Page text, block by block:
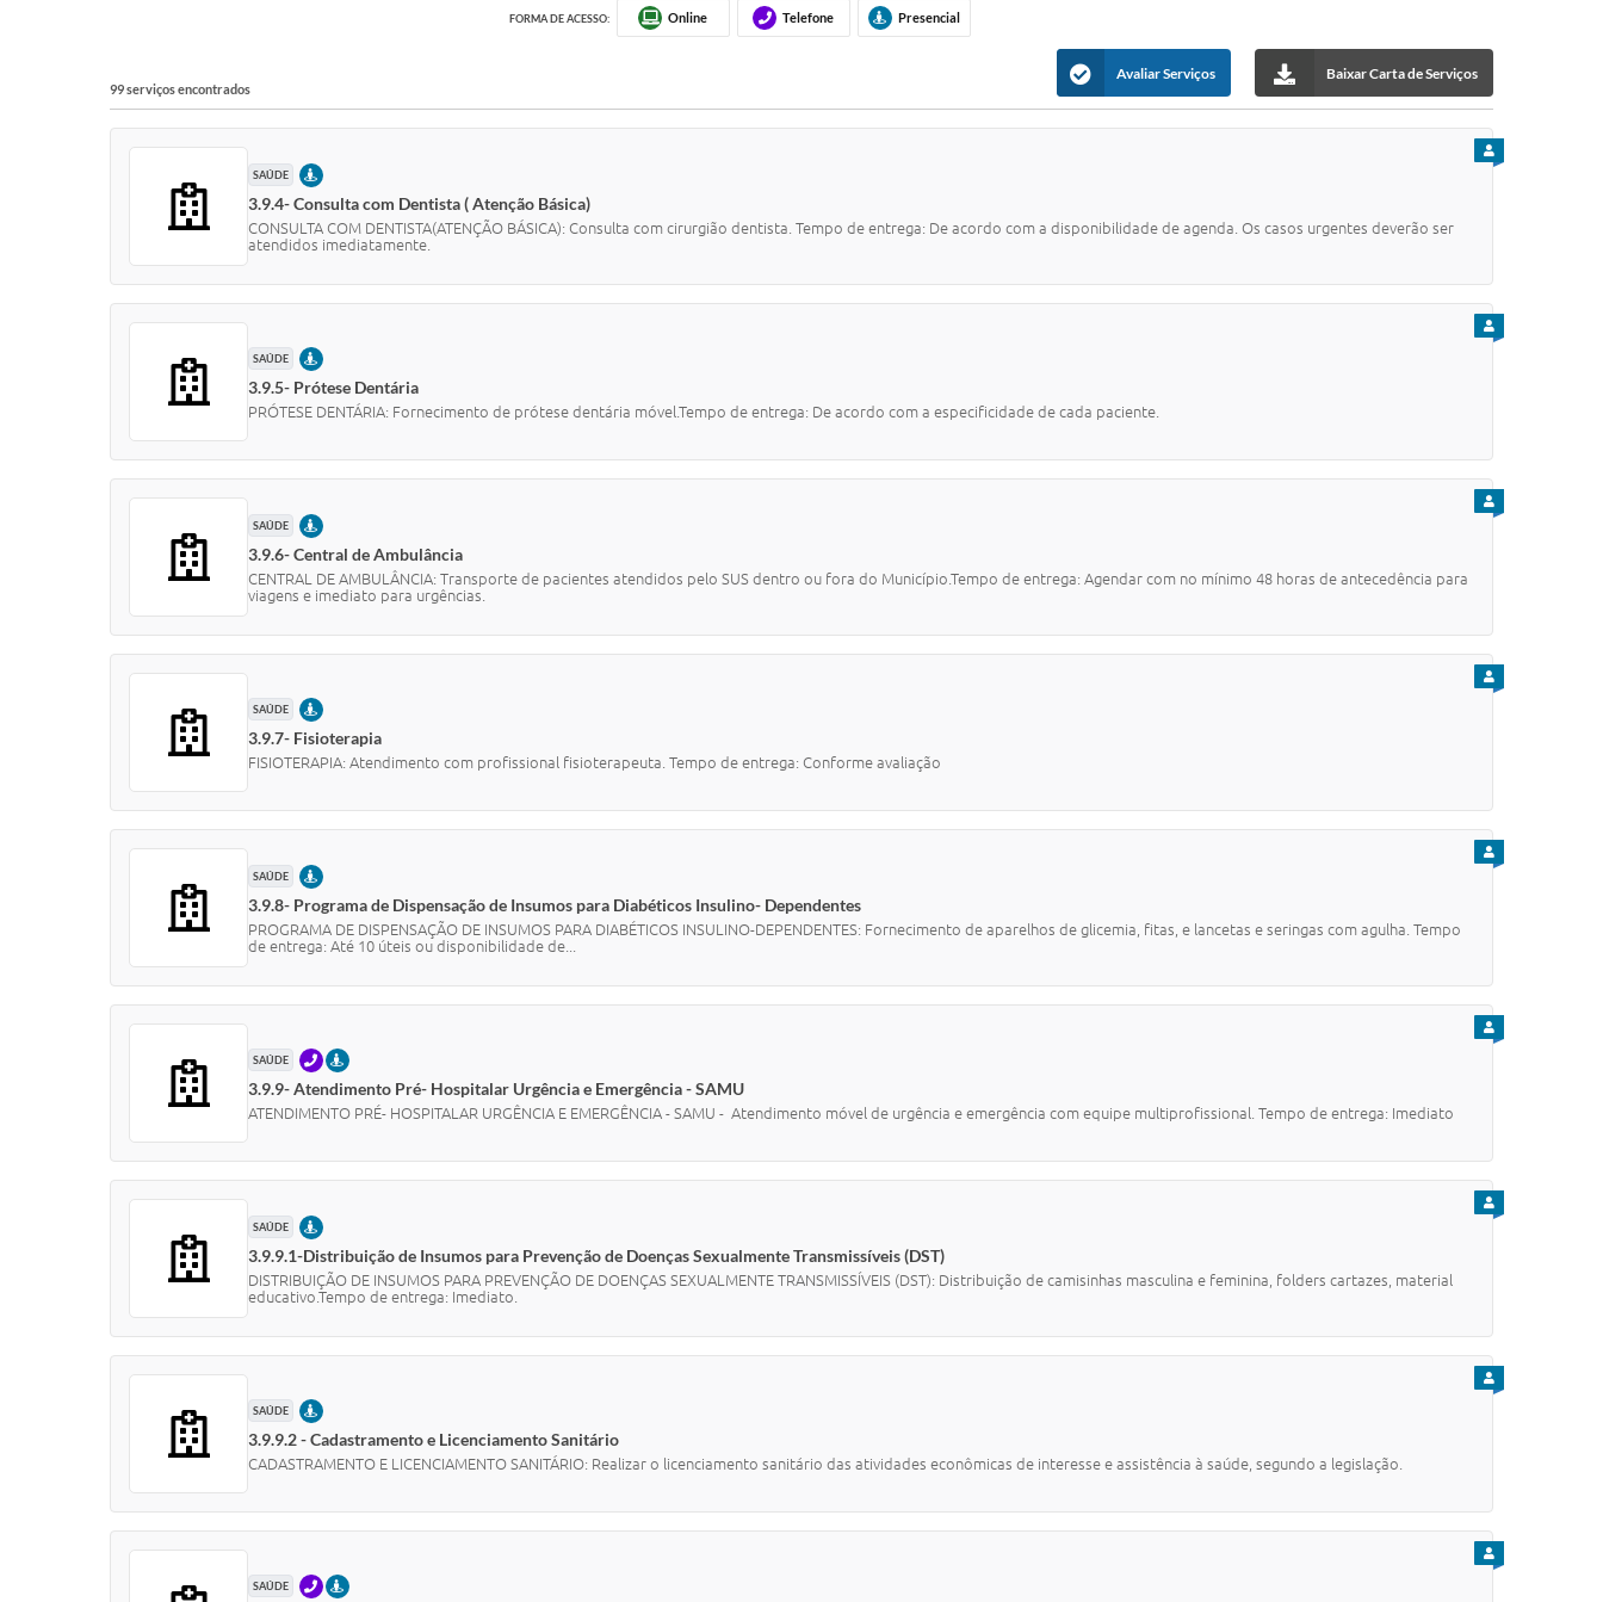
FORMA DE ACESSO: Online Telefone Presencial
99 serviços encontrados
Avaliar Serviços Baixar Carta de Serviços
SAÚDE PRESENCIAL
3.9.4- Consulta com Dentista ( Atenção Básica)
CONSULTA COM DENTISTA(ATENÇÃO BÁSICA): Consulta com cirurgião dentista. Tempo de entrega: De acordo com a disponibilidade de agenda. Os casos urgentes deverão ser
atendidos imediatamente.
PARA CIDADÃO
SAÚDE PRESENCIAL
3.9.5- Prótese Dentária
PRÓTESE DENTÁRIA: Fornecimento de prótese dentária móvel.Tempo de entrega: De acordo com a especificidade de cada paciente.
PARA CIDADÃO
SAÚDE PRESENCIAL
3.9.6- Central de Ambulância
CENTRAL DE AMBULÂNCIA: Transporte de pacientes atendidos pelo SUS dentro ou fora do Município.Tempo de entrega: Agendar com no mínimo 48 horas de antecedência para
viagens e imediato para urgências.
PARA CIDADÃO
SAÚDE PRESENCIAL
3.9.7- Fisioterapia
FISIOTERAPIA: Atendimento com profissional fisioterapeuta. Tempo de entrega: Conforme avaliação
PARA CIDADÃO
SAÚDE PRESENCIAL
3.9.8- Programa de Dispensação de Insumos para Diabéticos Insulino- Dependentes
PROGRAMA DE DISPENSAÇÃO DE INSUMOS PARA DIABÉTICOS INSULINO-DEPENDENTES: Fornecimento de aparelhos de glicemia, fitas, e lancetas e seringas com agulha. Tempo
de entrega: Até 10 úteis ou disponibilidade de...
PARA CIDADÃO
SAÚDE TELEFONEPRESENCIAL
3.9.9- Atendimento Pré- Hospitalar Urgência e Emergência - SAMU
ATENDIMENTO PRÉ- HOSPITALAR URGÊNCIA E EMERGÊNCIA - SAMU - Atendimento móvel de urgência e emergência com equipe multiprofissional. Tempo de entrega: Imediato
PARA CIDADÃO
SAÚDE PRESENCIAL
3.9.9.1-Distribuição de Insumos para Prevenção de Doenças Sexualmente Transmissíveis (DST)
DISTRIBUIÇÃO DE INSUMOS PARA PREVENÇÃO DE DOENÇAS SEXUALMENTE TRANSMISSÍVEIS (DST): Distribuição de camisinhas masculina e feminina, folders cartazes, material
educativo.Tempo de entrega: Imediato.
PARA CIDADÃO
SAÚDE PRESENCIAL
3.9.9.2 - Cadastramento e Licenciamento Sanitário
CADASTRAMENTO E LICENCIAMENTO SANITÁRIO: Realizar o licenciamento sanitário das atividades econômicas de interesse e assistência à saúde, segundo a legislação.
PARA CIDADÃO
SAÚDE TELEFONEPRESENCIAL
PARA CIDADÃO